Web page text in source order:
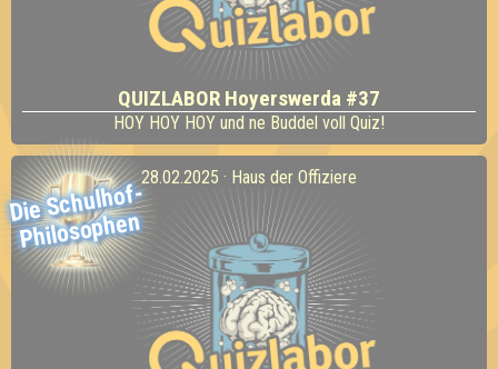
QUIZLABOR Hoyerswerda #37
HOY HOY HOY und ne Buddel voll Quiz!
Die Schulhof-
Philosophen
28.02.2025 · Haus der Offiziere